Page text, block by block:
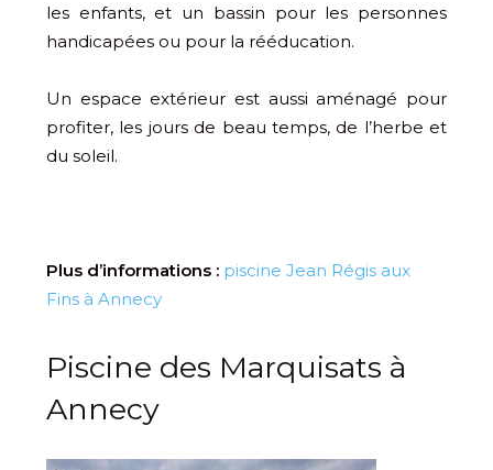
les enfants, et un bassin pour les personnes
handicapées ou pour la rééducation.
Un espace extérieur est aussi aménagé pour
profiter, les jours de beau temps, de l’herbe et
du soleil.
Plus d’informations : piscine Jean Régis aux
Fins à Annecy
Piscine des Marquisats à
Annecy